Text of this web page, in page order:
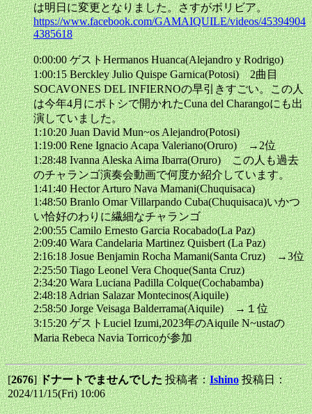
は明日に変更となりました。さすがボリビア。
https://www.facebook.com/GAMAIQUILE/videos/45394904
4385618
0:00:00 ゲストHermanos Huanca(Alejandro y Rodrigo)
1:00:15 Berckley Julio Quispe Garnica(Potosi) 2曲目
SOCAVONES DEL INFIERNOの早引きすごい。この人
は今年4月にポトシで開かれたCuna del Charangoにも出
演していました。
1:10:20 Juan David Mun~os Alejandro(Potosi)
1:19:00 Rene Ignacio Acapa Valeriano(Oruro) →2位
1:28:48 Ivanna Aleska Aima Ibarra(Oruro) この人も過去
のチャランゴ演奏会動画で何度か紹介しています。
1:41:40 Hector Arturo Nava Mamani(Chuquisaca)
1:48:50 Branlo Omar Villarpando Cuba(Chuquisaca)いかつ
い恰好のわりに繊細なチャランゴ
2:00:55 Camilo Ernesto Garcia Rocabado(La Paz)
2:09:40 Wara Candelaria Martinez Quisbert (La Paz)
2:16:18 Josue Benjamin Rocha Mamani(Santa Cruz) →3位
2:25:50 Tiago Leonel Vera Choque(Santa Cruz)
2:34:20 Wara Luciana Padilla Colque(Cochabamba)
2:48:18 Adrian Salazar Montecinos(Aiquile)
2:58:50 Jorge Veisaga Balderrama(Aiquile) →１位
3:15:20 ゲストLuciel Izumi,2023年のAiquile N~ustaの
Maria Rebeca Navia Torricoが参加
[2676]ドナートでませんでした投稿者：Ishino 投稿日：
2024/11/15(Fri) 10:06